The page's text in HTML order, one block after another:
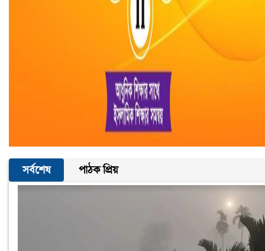
সর্বশেষ পাঠক প্রিয়